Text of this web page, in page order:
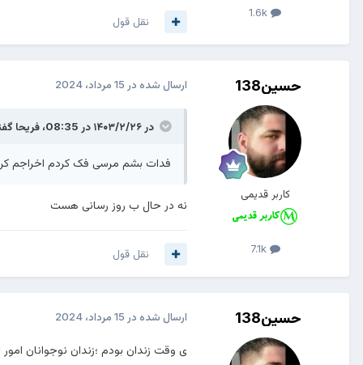
نقل قول
حسین138
کاربر قدیمی
7.1k
ارسال شده در 15 مرداد، 2024
در ۱۴۰۳/۲/۲۶ در 08:35، فریحا
فدات بشم مرسی فک کردم اخراجم
نه در حال ب روز رسانی هست
نقل قول
حسین138 ارسال شده در 15 مرداد، 2024
ی وقت زندان بودم ؛زندان نوجوانان امور